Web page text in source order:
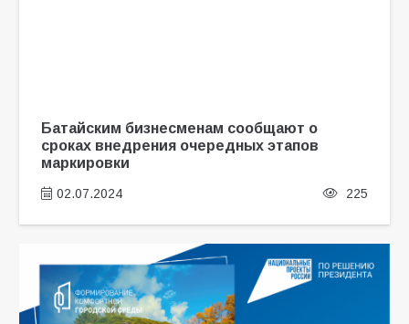
Батайским бизнесменам сообщают о
сроках внедрения очередных этапов
маркировки
02.07.2024 225